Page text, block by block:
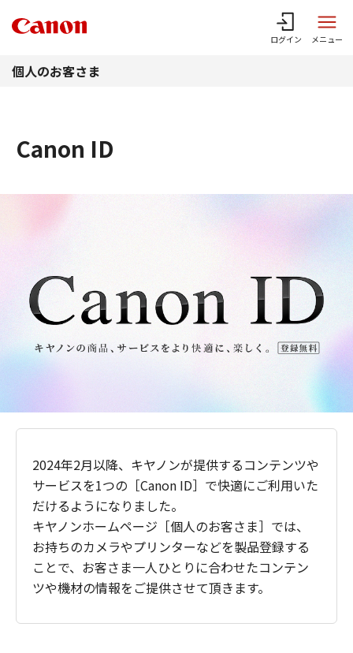
ログイン メニュー
個人のお客さま
Canon ID
2024年2月以降、キヤノンが提供するコンテンツや
サービスを1つの［Canon ID］で快適にご利用いた
だけるようになりました。
キヤノンホームページ［個人のお客さま］では、
お持ちのカメラやプリンターなどを製品登録する
ことで、お客さま一人ひとりに合わせたコンテン
ツや機材の情報をご提供させて頂きます。